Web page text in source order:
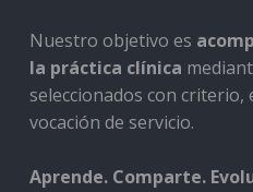
Nuestro objetivo es
la práctica clínica
seleccionados con criterio,
vocación de servicio.
Aprende. Comparte.